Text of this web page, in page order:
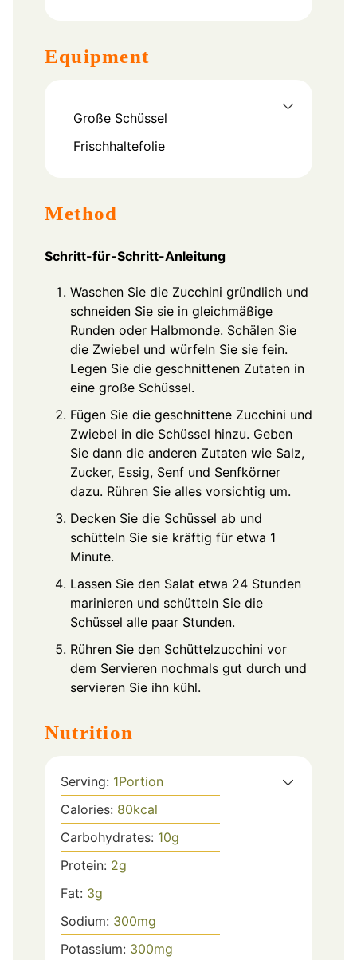
Equipment
Große Schüssel
Frischhaltefolie
Method
Schritt-für-Schritt-Anleitung
Waschen Sie die Zucchini gründlich und
schneiden Sie sie in gleichmäßige
Runden oder Halbmonde. Schälen Sie
die Zwiebel und würfeln Sie sie fein.
Legen Sie die geschnittenen Zutaten in
eine große Schüssel.
Fügen Sie die geschnittene Zucchini und
Zwiebel in die Schüssel hinzu. Geben
Sie dann die anderen Zutaten wie Salz,
Zucker, Essig, Senf und Senfkörner
dazu. Rühren Sie alles vorsichtig um.
Decken Sie die Schüssel ab und
schütteln Sie sie kräftig für etwa 1
Minute.
Lassen Sie den Salat etwa 24 Stunden
marinieren und schütteln Sie die
Schüssel alle paar Stunden.
Rühren Sie den Schüttelzucchini vor
dem Servieren nochmals gut durch und
servieren Sie ihn kühl.
Nutrition
Serving: 1Portion
Calories: 80kcal
Carbohydrates: 10g
Protein: 2g
Fat: 3g
Sodium: 300mg
Potassium: 300mg